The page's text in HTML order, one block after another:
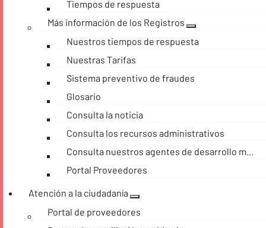
Tiempos de respuesta
Más información de los Registros
Nuestros tiempos de respuesta
Nuestras Tarifas
Sistema preventivo de fraudes
Glosario
Consulta la noticia
Consulta los recursos administrativos
Consulta nuestros agentes de desarrollo móvil
Portal Proveedores
Atención a la ciudadanía
Portal de proveedores